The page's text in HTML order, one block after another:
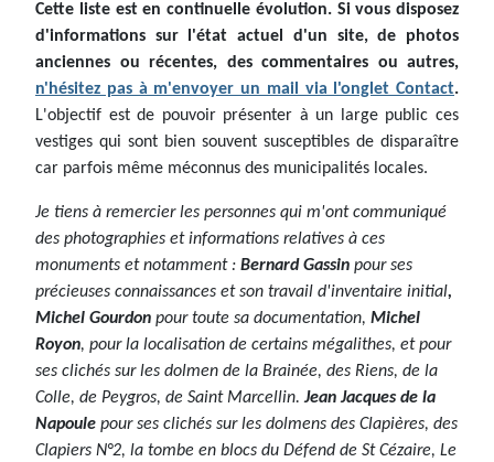
Cette liste est en continuelle évolution. Si vous disposez
d'informations sur l'état actuel d'un site, de photos
anciennes ou récentes, des commentaires ou autres,
n'hésitez pas à m'envoyer un mail via l'onglet Contact.
L'objectif est de pouvoir présenter à un large public ces
vestiges qui sont bien souvent susceptibles de disparaître
car parfois même méconnus des municipalités locales.
Je tiens à remercier les personnes qui m'ont communiqué
des photographies et informations relatives à ces
monuments et notamment : Bernard Gassin pour ses
précieuses connaissances et son travail d'inventaire initial,
Michel Gourdon pour toute sa documentation, Michel
Royon, pour la localisation de certains mégalithes, et pour
ses clichés sur les dolmen de la Brainée, des Riens, de la
Colle, de Peygros, de Saint Marcellin.Jean Jacques de la
Napoule pour ses clichés sur les dolmens des Clapières, des
Clapiers N°2, la tombe en blocs du Défend de St Cézaire, Le